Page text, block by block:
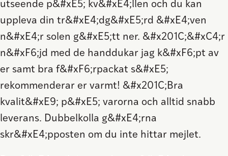
utseende p&#xE5; kv&#xE4;llen och du kan
uppleva din tr&#xE4;dg&#xE5;rd &#xE4;ven
n&#xE4;r solen g&#xE5;tt ner. &#x201C;&#xC4;r
n&#xF6;jd med de handdukar jag k&#xF6;pt av
er samt bra f&#xF6;rpackat s&#xE5;
rekommenderar er varmt! &#x201C;Bra
kvalit&#xE9; p&#xE5; varorna och alltid snabb
leverans. Dubbelkolla g&#xE4;rna
skr&#xE4;pposten om du inte hittar mejlet.